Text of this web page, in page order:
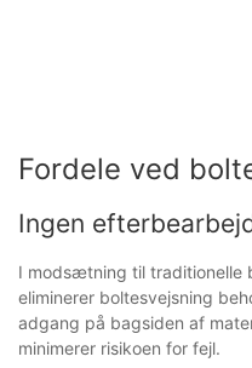
Fordele ved
Ingen
I modsætning til traditionelle
eliminerer boltesvejsning
adgang på bagsiden af
minimerer risikoen for fejl.